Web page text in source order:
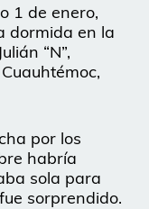
1 de enero,
dormida en la
“N”,
por los
habría
sola para
sorprendido.